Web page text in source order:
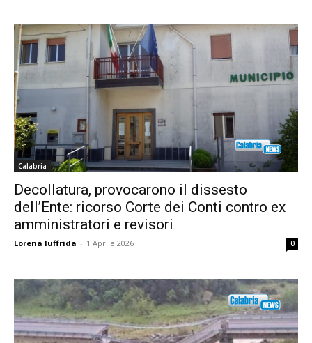
Calabria
Decollatura, provocarono il dissesto
dell’Ente: ricorso Corte dei Conti contro ex
amministratori e revisori
Lorena Iuffrida - 1 Aprile 2026 0